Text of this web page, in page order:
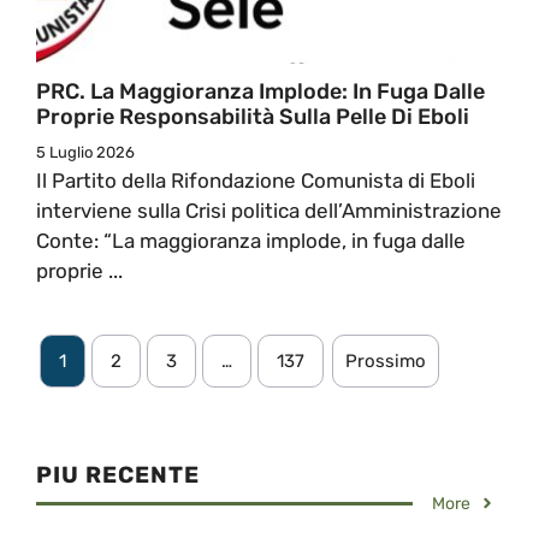
PRC. La Maggioranza Implode: In Fuga Dalle
Proprie Responsabilità Sulla Pelle Di Eboli
5 Luglio 2026
Il Partito della Rifondazione Comunista di Eboli
interviene sulla Crisi politica dell’Amministrazione
Conte: “La maggioranza implode, in fuga dalle
proprie ...
1 2 3 … 137 Prossimo
PIU RECENTE
More